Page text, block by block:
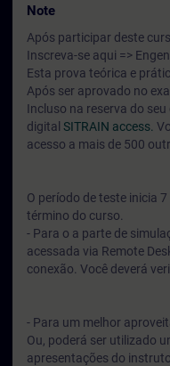
Note
Após participar deste
Inscreva-se aqui =>
Esta prova teórica e
Após ser aprovado no
Incluso na reserva do
digital SITRAIN access.
acesso a mais de 500
O período de teste inicia
término do curso.
- Para o a parte de
acessada via Remote
conexão. Você deverá
- Para um melhor
Ou, poderá ser utilizado
apresentações do